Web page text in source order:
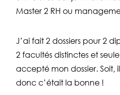
Master 2 RH ou
J’ai fait 2 dossiers pour 2
2 facultés distinctes et
accepté mon dossier. Soit,
donc c’était la bonne !